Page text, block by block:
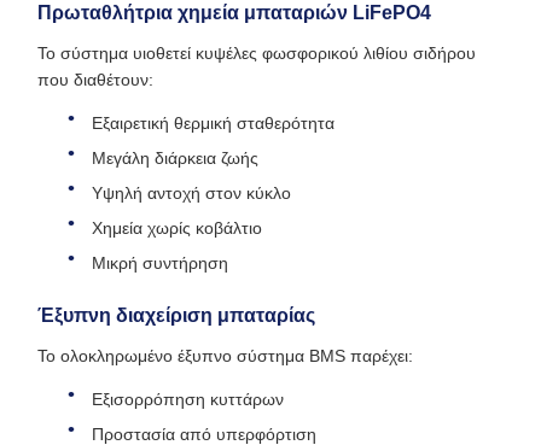
Πρωταθλήτρια χημεία μπαταριών LiFePO4
Το σύστημα υιοθετεί κυψέλες φωσφορικού λιθίου σιδήρου
που διαθέτουν:
Εξαιρετική θερμική σταθερότητα
Μεγάλη διάρκεια ζωής
Υψηλή αντοχή στον κύκλο
Χημεία χωρίς κοβάλτιο
Μικρή συντήρηση
Έξυπνη διαχείριση μπαταρίας
Το ολοκληρωμένο έξυπνο σύστημα BMS παρέχει:
Εξισορρόπηση κυττάρων
Προστασία από υπερφόρτιση